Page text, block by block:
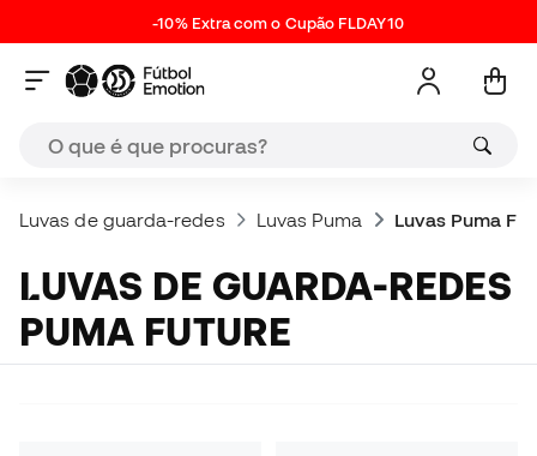
-10% Extra com o Cupão FLDAY10
Luvas de guarda-redes Luvas Puma Luvas Puma
LUVAS DE GUARDA-REDES
PUMA FUTURE